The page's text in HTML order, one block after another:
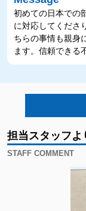
初めての日本での
に対応してくださ
ちらの事情も親身
ます。信頼できる
担当スタッフよ
STAFF COMMENT